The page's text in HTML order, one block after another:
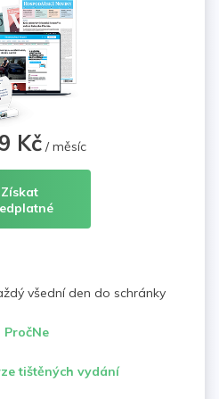
Kč/ měsíc
Získat
všední den do schránky
tištěných vydání